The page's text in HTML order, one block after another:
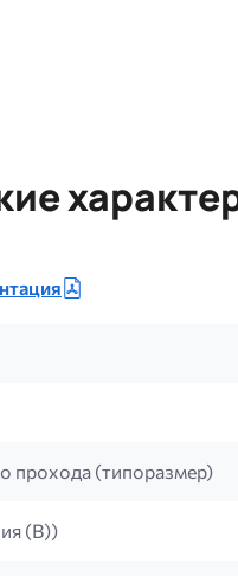
прохода (типоразмер)
(B))